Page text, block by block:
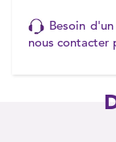
Besoin
nous contacter